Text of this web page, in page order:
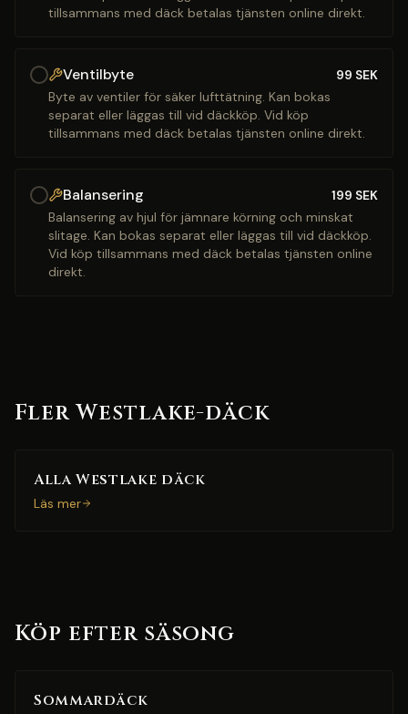
tillsammans med däck betalas tjänsten online direkt.
Ventilbyte 99 SEK
Byte av ventiler för säker lufttätning. Kan bokas
separat eller läggas till vid däckköp. Vid köp
tillsammans med däck betalas tjänsten online direkt.
Balansering 199 SEK
Balansering av hjul för jämnare körning och minskat
slitage. Kan bokas separat eller läggas till vid däckköp.
Vid köp tillsammans med däck betalas tjänsten online
direkt.
Fler Westlake-däck
Alla Westlake däck
Läs mer
Köp efter säsong
Sommardäck